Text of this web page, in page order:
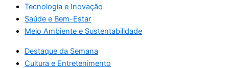
Tecnologia e Inovação
Saúde e Bem-Estar
Meio Ambiente e Sustentabilidade
Destaque da Semana
Cultura e Entretenimento